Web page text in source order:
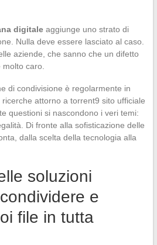
digitaleaggiunge uno strato di
Nulla deve essere lasciato al caso.
aziende, che sanno che un difetto
caro.
di condivisione è regolarmente in
attorno a torrent9 sito ufficiale
questioni si nascondono i veri temi:
Di fronte alla sofisticazione delle
dalla scelta della tecnologia alla
soluzioni
e
file in tutta